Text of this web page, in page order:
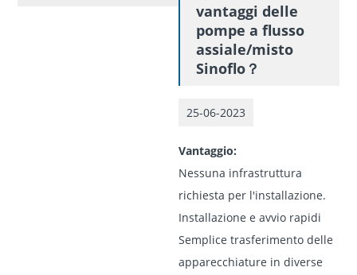
vantaggi delle
pompe a flusso
assiale/misto
Sinoflo？
25-06-2023
Vantaggio:
Nessuna infrastruttura
richiesta per l'installazione.
Installazione e avvio rapidi
Semplice trasferimento delle
apparecchiature in diverse